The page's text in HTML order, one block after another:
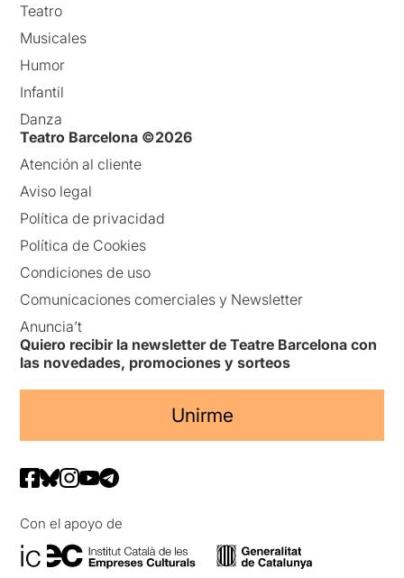
Teatro
Musicales
Humor
Infantil
Danza
Teatro Barcelona ©2026
Atención al cliente
Aviso legal
Política de privacidad
Política de Cookies
Condiciones de uso
Comunicaciones comerciales y Newsletter
Anuncia’t
Quiero recibir la newsletter de Teatre Barcelona con
las novedades, promociones y sorteos
Unirme
Con el apoyo de